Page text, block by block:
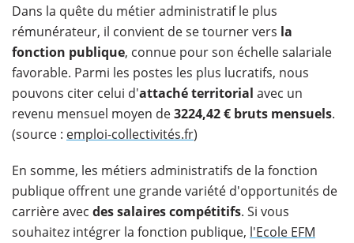
Dans la quête du métier administratif le plus
rémunérateur, il convient de se tourner vers la
fonction publique, connue pour son échelle salariale
favorable. Parmi les postes les plus lucratifs, nous
pouvons citer celui d'attaché territorial avec un
revenu mensuel moyen de3224,42 € bruts mensuels.
(source : emploi-collectivités.fr)
En somme, les métiers administratifs de la fonction
publique offrent une grande variété d'opportunités de
carrière avec des salaires compétitifs. Si vous
souhaitez intégrer la fonction publique, l'Ecole EFM